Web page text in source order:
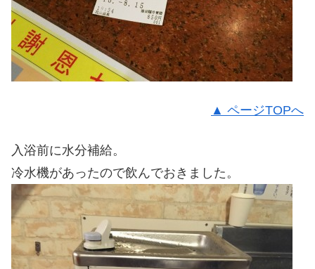
▲ ページTOPへ
入浴前に水分補給。
冷水機があったので飲んでおきました。